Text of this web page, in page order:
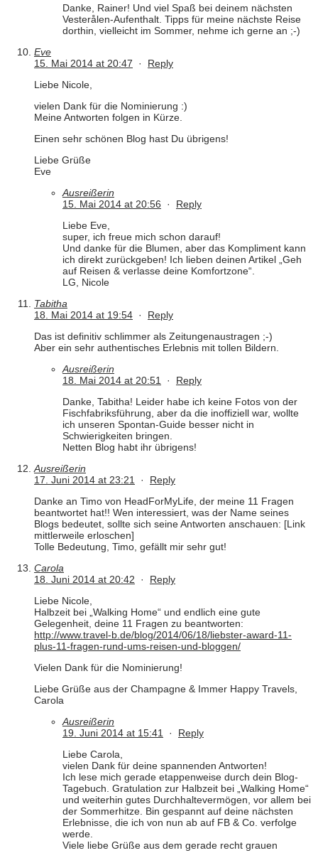
Danke, Rainer! Und viel Spaß bei deinem nächsten
Vesterålen-Aufenthalt. Tipps für meine nächste Reise
dorthin, vielleicht im Sommer, nehme ich gerne an ;-)
Eve
15. Mai 2014 at 20:47 · Reply
Liebe Nicole,
vielen Dank für die Nominierung :)
Meine Antworten folgen in Kürze.
Einen sehr schönen Blog hast Du übrigens!
Liebe Grüße
Eve
Ausreißerin
15. Mai 2014 at 20:56 · Reply
Liebe Eve,
super, ich freue mich schon darauf!
Und danke für die Blumen, aber das Kompliment kann
ich direkt zurückgeben! Ich lieben deinen Artikel „Geh
auf Reisen & verlasse deine Komfortzone“.
LG, Nicole
Tabitha
18. Mai 2014 at 19:54 · Reply
Das ist definitiv schlimmer als Zeitungenaustragen ;-)
Aber ein sehr authentisches Erlebnis mit tollen Bildern.
Ausreißerin
18. Mai 2014 at 20:51 · Reply
Danke, Tabitha! Leider habe ich keine Fotos von der
Fischfabriksführung, aber da die inoffiziell war, wollte
ich unseren Spontan-Guide besser nicht in
Schwierigkeiten bringen.
Netten Blog habt ihr übrigens!
Ausreißerin
17. Juni 2014 at 23:21 · Reply
Danke an Timo von HeadForMyLife, der meine 11 Fragen
beantwortet hat!! Wen interessiert, was der Name seines
Blogs bedeutet, sollte sich seine Antworten anschauen: [Link
mittlerweile erloschen]
Tolle Bedeutung, Timo, gefällt mir sehr gut!
Carola
18. Juni 2014 at 20:42 · Reply
Liebe Nicole,
Halbzeit bei „Walking Home“ und endlich eine gute
Gelegenheit, deine 11 Fragen zu beantworten:
http://www.travel-b.de/blog/2014/06/18/liebster-award-11-
plus-11-fragen-rund-ums-reisen-und-bloggen/
Vielen Dank für die Nominierung!
Liebe Grüße aus der Champagne & Immer Happy Travels,
Carola
Ausreißerin
19. Juni 2014 at 15:41 · Reply
Liebe Carola,
vielen Dank für deine spannenden Antworten!
Ich lese mich gerade etappenweise durch dein Blog-
Tagebuch. Gratulation zur Halbzeit bei „Walking Home“
und weiterhin gutes Durchhaltevermögen, vor allem bei
der Sommerhitze. Bin gespannt auf deine nächsten
Erlebnisse, die ich von nun ab auf FB & Co. verfolge
werde.
Viele liebe Grüße aus dem gerade recht grauen